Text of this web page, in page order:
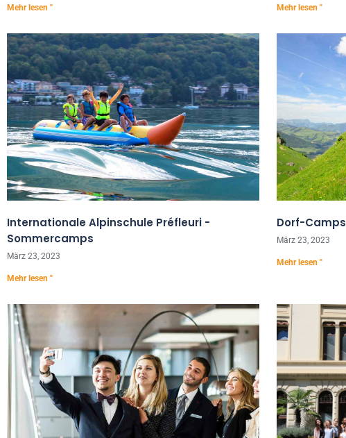
Mehr lesen " Mehr lesen "
Internationale Alpinschule Préfleuri -
Sommercamps
März 23, 2023
Mehr lesen "
Dorf-Camps
März 23, 2023
Mehr lesen "